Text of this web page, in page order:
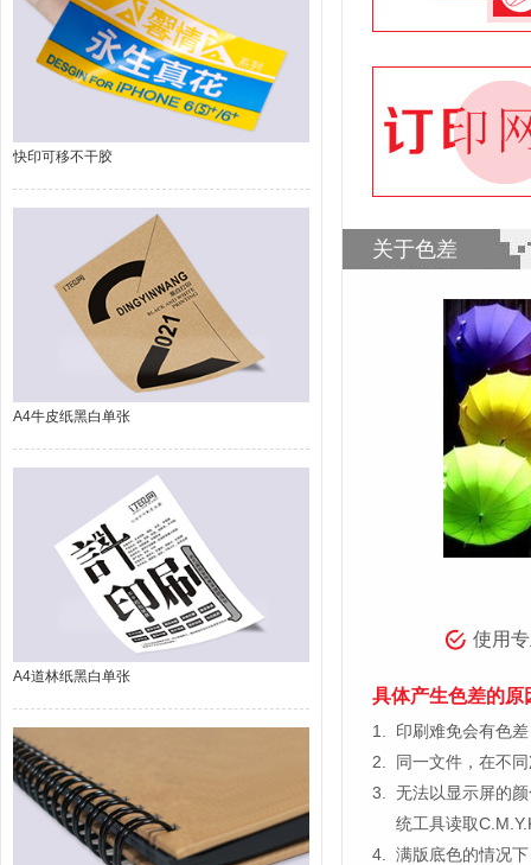
快印可移不干胶
A4牛皮纸黑白单张
A4道林纸黑白单张
关于色差
使用
具体产生色差的原
1.
印刷难免会有色
2.
同一文件，在不
3.
无法以显示屏的
统工具读取
4.
满版底色的情况